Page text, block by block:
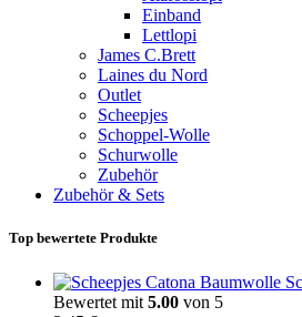
Einband
Lettlopi
James C.Brett
Laines du Nord
Outlet
Scheepjes
Schoppel-Wolle
Schurwolle
Zubehör
Zubehör & Sets
Top bewertete Produkte
Bewertet mit 5.00 von 5